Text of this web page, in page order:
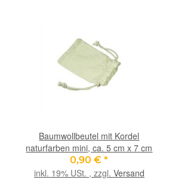
Baumwollbeutel mit Kordel
naturfarben mini, ca. 5 cm x 7 cm
0,90 €*
inkl. 19% USt. , zzgl. Versand